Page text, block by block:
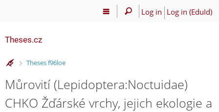
Log in Log in (EduId)
Theses.cz
>
Theses f96loe
Můrovití (Lepidoptera:Noctuidae)
CHKO Žďárské vrchy, jejich ekologie a